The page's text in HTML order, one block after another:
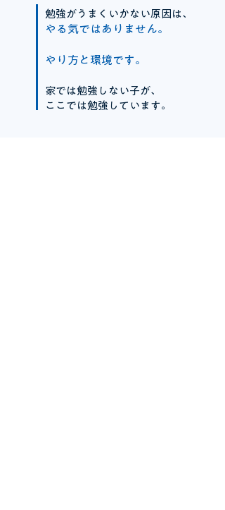
勉強がうまくいかない原因は、
やる気ではありません。
やり方と環境です。
家では勉強しない子が、
ここでは勉強しています。